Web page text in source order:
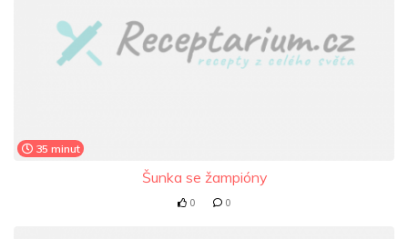
35 minut
Šunka se žampióny
0 0